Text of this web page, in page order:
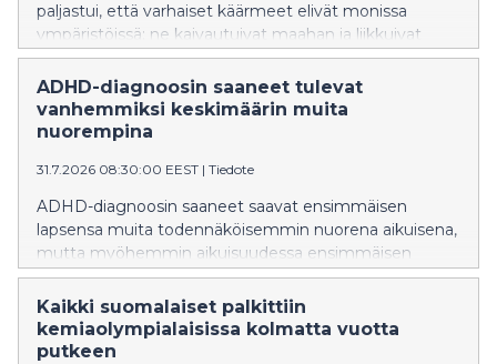
paljastui, että varhaiset käärmeet elivät monissa
ympäristöissä: ne kaivautuivat maahan ja liikkuivat
vedessä.
ADHD-diagnoosin saaneet tulevat
vanhemmiksi keskimäärin muita
nuorempina
31.7.2026 08:30:00 EEST | Tiedote
ADHD-diagnoosin saaneet saavat ensimmäisen
lapsensa muita todennäköisemmin nuorena aikuisena,
mutta myöhemmin aikuisuudessa ensimmäisen
lapsen saaminen on heillä muita
epätodennäköisempää. ADHD-diagnoosin saaneet
ovat yleensä muita useammin lapsettomia.
Kaikki suomalaiset palkittiin
kemiaolympialaisissa kolmatta vuotta
putkeen